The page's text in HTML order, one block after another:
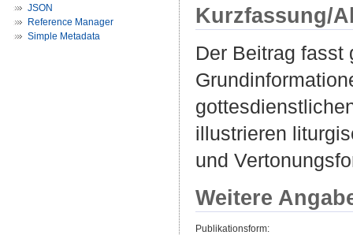
JSON
Reference Manager
Simple Metadata
Kurzfassung/
Der Beitrag
illustrieren
und
Weitere
Publikationsform: